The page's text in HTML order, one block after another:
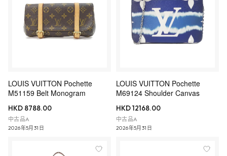
LOUIS VUITTON Pochette
M51159 Belt Monogram
HKD 8788.00
中古品A
2026年5月31日
LOUIS VUITTON Pochette
M69124 Shoulder Canvas
HKD 12168.00
中古品A
2026年5月31日